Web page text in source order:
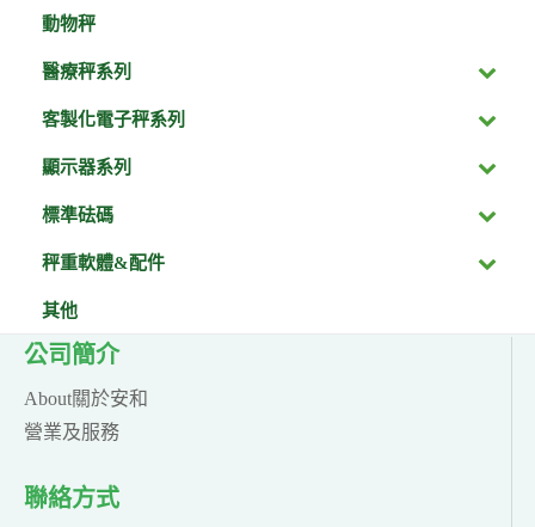
動物秤
醫療秤系列
客製化電子秤系列
顯示器系列
標準砝碼
秤重軟體&配件
其他
公司簡介
About關於安和
營業及服務
聯絡方式